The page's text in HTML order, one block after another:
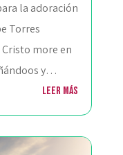
la adoración
Torres
Cristo more en
y…
Leer más